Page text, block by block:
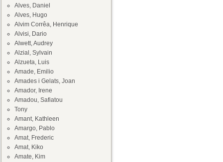
Alves, Daniel
Alves, Hugo
Alvim Corrêa, Henrique
Alvisi, Dario
Alwett, Audrey
Alzial, Sylvain
Alzueta, Luis
Amade, Emilio
Amades i Gelats, Joan
Amador, Irene
Amadou, Safiatou
Tony
Amant, Kathleen
Amargo, Pablo
Amat, Frederic
Amat, Kiko
Amate, Kim